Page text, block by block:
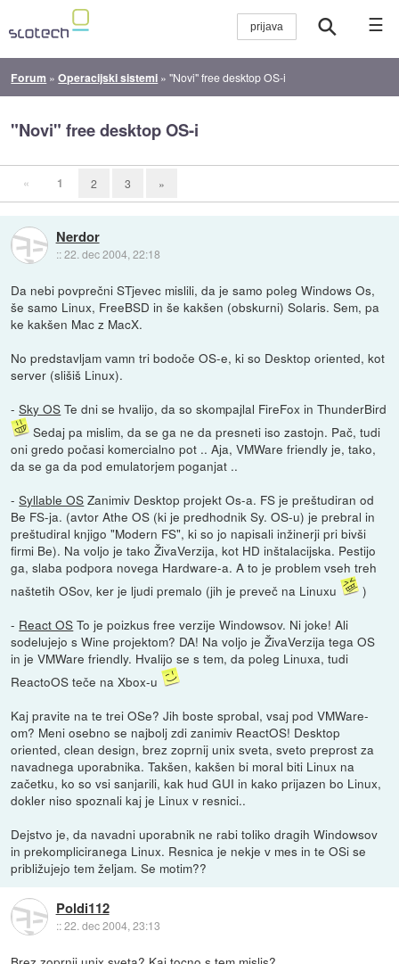
☰
Forum »Operacijski sistemi »"Novi" free desktop OS-i
"Novi" free desktop OS-i
« 1 2 3 »
Nerdor
::22. dec 2004, 22:18
Da nebi povprečni STjevec mislili, da je samo poleg Windows Os,
še samo Linux, FreeBSD in še kakšen (obskurni) Solaris. Sem, pa
ke kakšen Mac z MacX.
No predstavljam vamn tri bodoče OS-e, ki so Desktop oriented, kot
server (slišiš Linux).
-Sky OS Te dni se hvalijo, da so skompajlal FireFox in ThunderBird
Sedaj pa mislim, da se ga ne da presneti iso zastojn. Pač, tudi
oni gredo počasi komercialno pot .. Aja, VMWare friendly je, tako,
da se ga da pod emulatorjem poganjat ..
-Syllable OS Zanimiv Desktop projekt Os-a. FS je preštudiran od
Be FS-ja. (avtor Athe OS (ki je predhodnik Sy. OS-u) je prebral in
preštudiral knjigo "Modern FS", ki so jo napisali inžinerji pri bivši
firmi Be). Na voljo je tako ŽivaVerzija, kot HD inštalacijska. Pestijo
ga, slaba podpora novega Hardware-a. A to je problem vseh treh
naštetih OSov, ker je ljudi premalo (jih je preveč na Linuxu
)
- React OS To je poizkus free verzije Windowsov. Ni joke! Ali
sodelujejo s Wine projektom? DA! Na voljo je ŽivaVerzija tega OS
in je VMWare friendly. Hvalijo se s tem, da poleg Linuxa, tudi
ReactoOS teče na Xbox-u
Kaj pravite na te trei OSe? Jih boste sprobal, vsaj pod VMWare-
om? Meni osebno se najbolj zdi zanimiv ReactOS! Desktop
oriented, clean design, brez zoprnij unix sveta, sveto preprost za
navadnega uporabnika. Takšen, kakšen bi moral biti Linux na
začetku, ko so vsi sanjarili, kak hud GUI in kako prijazen bo Linux,
dokler niso spoznali kaj je Linux v resnici..
Dejstvo je, da navadni uporabnik ne rabi toliko dragih Windowsov
in prekompliciranega Linux. Resnica je nekje v mes in te OSi se
približujejo tem željam. Se motim??
Poldi112
::22. dec 2004, 23:13